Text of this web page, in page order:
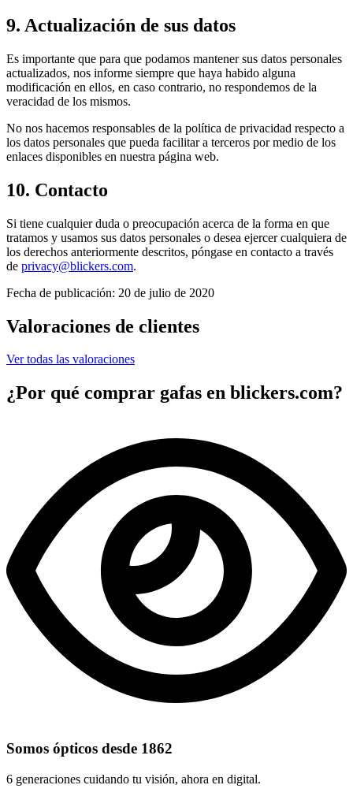
9. Actualización de sus datos
Es importante que para que podamos mantener sus datos personales
actualizados, nos informe siempre que haya habido alguna
modificación en ellos, en caso contrario, no respondemos de la
veracidad de los mismos.
No nos hacemos responsables de la política de privacidad respecto a
los datos personales que pueda facilitar a terceros por medio de los
enlaces disponibles en nuestra página web.
10. Contacto
Si tiene cualquier duda o preocupación acerca de la forma en que
tratamos y usamos sus datos personales o desea ejercer cualquiera de
los derechos anteriormente descritos, póngase en contacto a través
de privacy@blickers.com.
Fecha de publicación: 20 de julio de 2020
Valoraciones de clientes
Ver todas las valoraciones
¿Por qué comprar gafas en blickers.com?
Somos ópticos desde 1862
6 generaciones cuidando tu visión, ahora en digital.